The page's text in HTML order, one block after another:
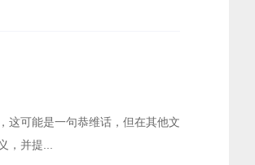
这可能是一句恭维话，但在其他文
，并提...